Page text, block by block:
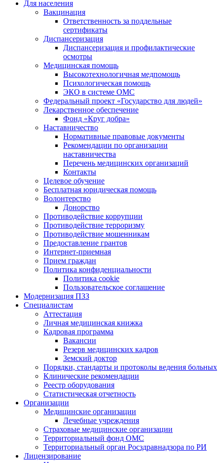
Для населения
Вакцинация
Ответственность за поддельные
сертификаты
Диспансеризация
Диспансеризация и профилактические
осмотры
Медицинская помощь
Высокотехнологичная медпомощь
Психологическая помощь
ЭКО в системе ОМС
Федеральный проект «Государство для людей»
Лекарственное обеспечение
Фонд «Круг добра»
Наставничество
Нормативные правовые документы
Рекомендации по организации
наставничества
Перечень медицинских организаций
Контакты
Целевое обучение
Бесплатная юридическая помощь
Волонтерство
Донорство
Противодействие коррупции
Противодействие терроризму
Противодействие мошенникам
Предоставление грантов
Интернет-приемная
Прием граждан
Политика конфиденциальности
Политика cookie
Пользовательское соглашение
Модернизация ПЗЗ
Специалистам
Аттестация
Личная медицинская книжка
Кадровая программа
Вакансии
Резерв медицинских кадров
Земский доктор
Порядки, стандарты и протоколы ведения больных
Клинические рекомендации
Реестр оборудования
Статистическая отчетность
Организации
Медицинские организации
Лечебные учреждения
Страховые медицинские организации
Территориальный фонд ОМС
Территориальный орган Росздравнадзора по РИ
Лицензирование